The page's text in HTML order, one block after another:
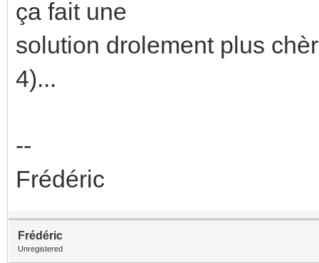
ça fait une
solution drolement plus
4)...
--
Frédéric
Frédéric
Unregistered